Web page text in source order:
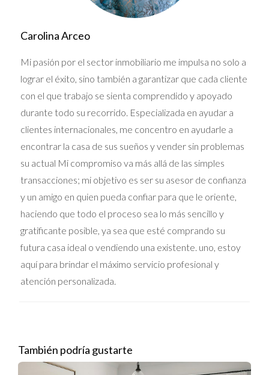
Para Thanksgiving, The Key Club ofrece una
cena de tres platos (de 5 a 11 p. m.) que
comienza con sopa de calabaza moscada
seguida de tortellini con mantequilla de trufa
negra y un pavo asado entero acompañado de
guarniciones como judías verdes,
macarrones con queso y relleno de masa
fermentada. Termine todo con pasteles de
calabaza y nuez de chocolate.
3015 Grand Ave, Miami, 33133
Tropezón
Carolina Arceo
Mi pasión por el sector inmobiliario me impulsa no solo a
lograr el éxito, sino también a garantizar que cada cliente
con el que trabajo se sienta comprendido y apoyado
durante todo su recorrido. Especializada en ayudar a
clientes internacionales, me concentro en ayudarle a
encontrar la casa de sus sueños y vender sin problemas
su actual Mi compromiso va más allá de las simples
transacciones; mi objetivo es ser su asesor de confianza
y un amigo en quien pueda confiar para que le oriente,
haciendo que todo el proceso sea lo más sencillo y
gratificante posible, ya sea que esté comprando su
futura casa ideal o vendiendo una existente. uno, estoy
aquí para brindar el máximo servicio profesional y
atención personalizada.
También podría gustarte